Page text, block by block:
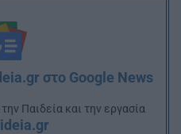
στο Google News
Παιδεία και την εργασία